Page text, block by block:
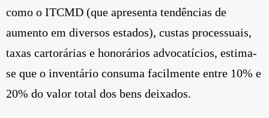
como o ITCMD (que apresenta tendências de
aumento em diversos estados), custas processuais,
taxas cartorárias e honorários advocatícios, estima-
se que o inventário consuma facilmente entre 10% e
20% do valor total dos bens deixados.